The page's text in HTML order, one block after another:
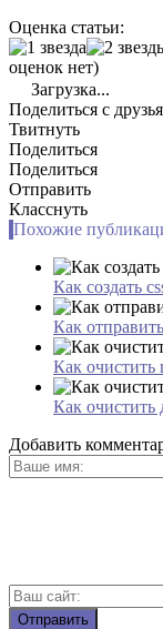
Оценка статьи:
оценок нет)
Загрузка...
Поделиться с
Твитнуть
Поделиться
Поделиться
Отправить
Класснуть
Похожие
Как создать
Как
Как очистить
Как очистить
Добавить